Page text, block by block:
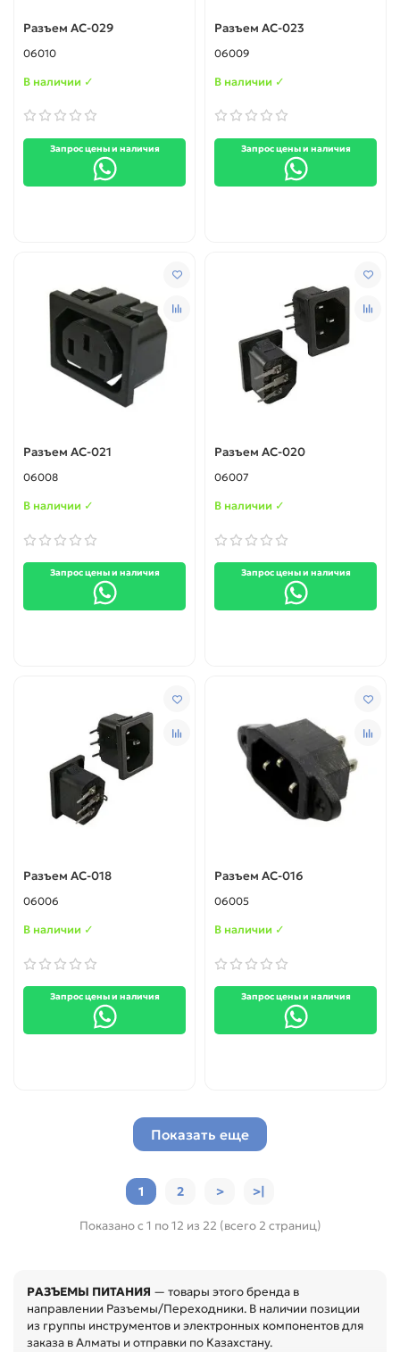
Разъем AC-029
06010
В наличии ✓
Запрос цены и наличия
Разъем AC-023
06009
В наличии ✓
Запрос цены и наличия
Разъем AC-021
06008
В наличии ✓
Запрос цены и наличия
Разъем AC-020
06007
В наличии ✓
Запрос цены и наличия
Разъем AC-018
06006
В наличии ✓
Запрос цены и наличия
Разъем AC-016
06005
В наличии ✓
Запрос цены и наличия
Показать еще
1 2 > >|
Показано с 1 по 12 из 22 (всего 2 страниц)
РАЗЪЕМЫ ПИТАНИЯ — товары этого бренда в
направлении Разъемы/Переходники. В наличии позиции
из группы инструментов и электронных компонентов для
заказа в Алматы и отправки по Казахстану.